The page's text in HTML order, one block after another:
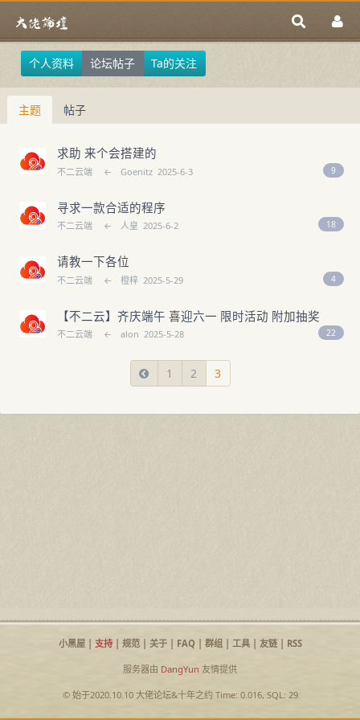
个人资料 论坛帖子 Ta的关注
主题 帖子
求助 来个会搭建的
不二云端 ← Goenitz 2025-6-3 9
寻求一款合适的程序
不二云端 ← 人皇 2025-6-2 18
请教一下各位
不二云端 ← 橙梓 2025-5-29 4
【不二云】齐庆端午 喜迎六一 限时活动 附加抽奖
不二云端 ← alon 2025-5-28 22
1 2 3
小黑屋| 支持| 规范| 关于| FAQ| 群组| 工具| 友链| RSS
服务器由 DangYun 友情提供
© 始于2020.10.10 大佬论坛&十年之约Time: 0.016, SQL: 29